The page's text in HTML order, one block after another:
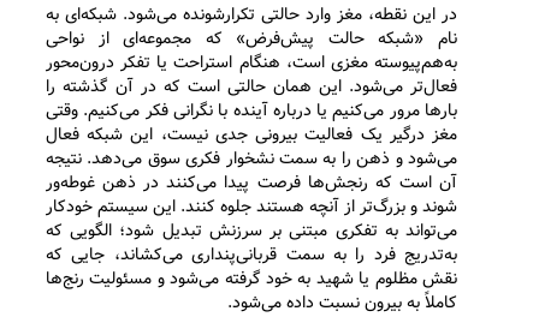
در این نقطه، مغز وارد حالتی تکرارشونده می‌شود. شبکه‌ای به
نام «شبکه حالت پیش‌فرض» که مجموعه‌ای از نواحی
به‌هم‌پیوسته مغزی است، هنگام استراحت یا تفکر درون‌محور
فعال‌تر می‌شود. این همان حالتی است که در آن گذشته را
بارها مرور می‌کنیم یا درباره آینده با نگرانی فکر می‌کنیم. وقتی
مغز درگیر یک فعالیت بیرونی جدی نیست، این شبکه فعال
می‌شود و ذهن را به سمت نشخوار فکری سوق می‌دهد. نتیجه
آن است که رنجش‌ها فرصت پیدا می‌کنند در ذهن غوطه‌ور
شوند و بزرگ‌تر از آنچه هستند جلوه کنند. این سیستم خودکار
می‌تواند به تفکری مبتنی بر سرزنش تبدیل شود؛ الگویی که
به‌تدریج فرد را به سمت قربانی‌پنداری می‌کشاند، جایی که
نقش مظلوم یا شهید به خود گرفته می‌شود و مسئولیت رنج‌ها
کاملاً به بیرون نسبت داده می‌شود.